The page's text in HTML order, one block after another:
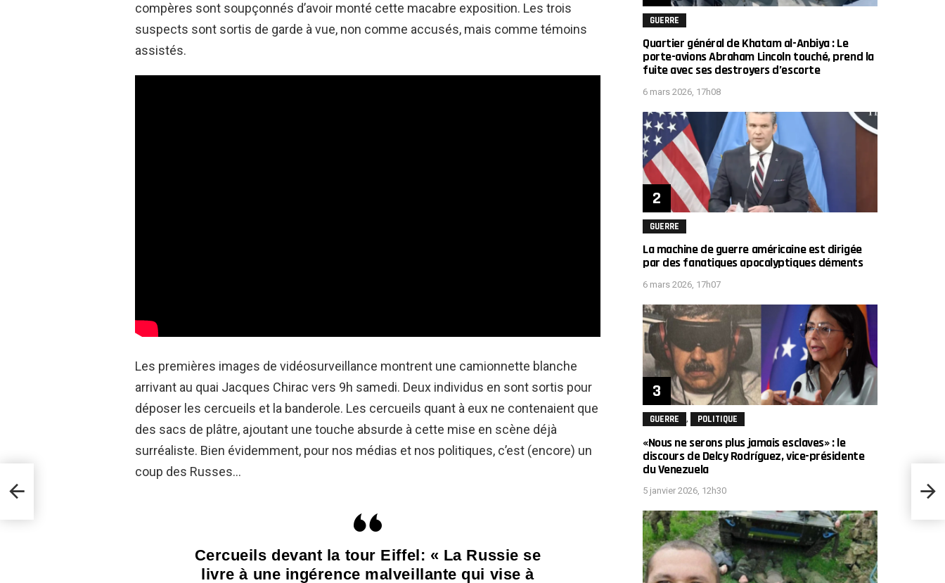
compères sont soupçonnés d’avoir monté cette macabre exposition. Les trois
suspects sont sortis de garde à vue, non comme accusés, mais comme témoins
assistés.
Les premières images de vidéosurveillance montrent une camionnette blanche
arrivant au quai Jacques Chirac vers 9h samedi. Deux individus en sont sortis pour
déposer les cercueils et la banderole. Les cercueils quant à eux ne contenaient que
des sacs de plâtre, ajoutant une touche absurde à cette mise en scène déjà
surréaliste. Bien évidemment, pour nos médias et nos politiques, c’est (encore) un
coup des Russes…
Cercueils devant la tour Eiffel: « La Russie se
livre à une ingérence malveillante qui vise à
Le
que
GUERRE
Quartier général de Khatam al-Anbiya : Le
porte-avions Abraham Lincoln touché, prend la
fuite avec ses destroyers d’escorte
6 mars 2026, 17h08
GUERRE
La machine de guerre américaine est dirigée
par des fanatiques apocalyptiques déments
6 mars 2026, 17h07
GUERRE , POLITIQUE
«Nous ne serons plus jamais esclaves» : le
discours de Delcy Rodríguez, vice-présidente
du Venezuela
5 janvier 2026, 12h30